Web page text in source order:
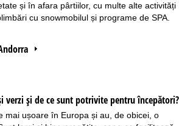
și în afara pârtiilor, cu multe alte activități
cu snowmobilul și programe de SPA.
verzi și de ce sunt potrivite pentru începători?
mai ușoare în Europa și au, de obicei, o